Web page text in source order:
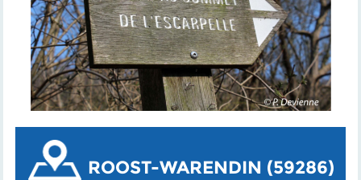
ROOST-WARENDIN (59286)